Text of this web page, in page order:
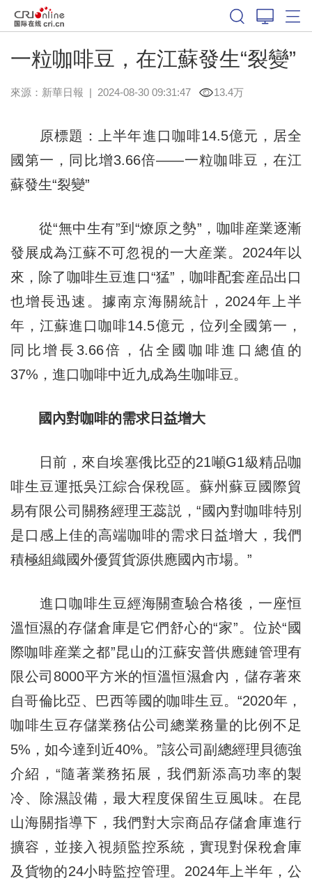
一粒咖啡豆，在江蘇發生“裂變”
來源： 新華日報 | 2024-08-30 09:31:47 13.4万
原標題：上半年進口咖啡14.5億元，居全
國第一，同比增3.66倍——一粒咖啡豆，在江
蘇發生“裂變”
從“無中生有”到“燎原之勢”，咖啡産業逐漸
發展成為江蘇不可忽視的一大産業。2024年以
來，除了咖啡生豆進口“猛”，咖啡配套産品出口
也增長迅速。據南京海關統計，2024年上半
年，江蘇進口咖啡14.5億元，位列全國第一，
同比增長3.66倍，佔全國咖啡進口總值的
37%，進口咖啡中近九成為生咖啡豆。
國內對咖啡的需求日益增大
日前，來自埃塞俄比亞的21噸G1級精品咖
啡生豆運抵吳江綜合保稅區。蘇州蘇豆國際貿
易有限公司關務經理王蕊説，“國內對咖啡特別
是口感上佳的高端咖啡的需求日益增大，我們
積極組織國外優質貨源供應國內市場。”
進口咖啡生豆經海關查驗合格後，一座恒
溫恒濕的存儲倉庫是它們舒心的“家”。位於“國
際咖啡産業之都”昆山的江蘇安普供應鏈管理有
限公司8000平方米的恒溫恒濕倉內，儲存著來
自哥倫比亞、巴西等國的咖啡生豆。“2020年，
咖啡生豆存儲業務佔公司總業務量的比例不足
5%，如今達到近40%。”該公司副總經理貝德強
介紹，“隨著業務拓展，我們新添高功率的製
冷、除濕設備，最大程度保留生豆風味。在昆
山海關指導下，我們對大宗商品存儲倉庫進行
擴容，並接入視頻監控系統，實現對保稅倉庫
及貨物的24小時監控管理。2024年上半年，公